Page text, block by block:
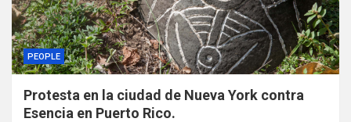
PEOPLE
Protesta en la ciudad de Nueva York contra
Esencia en Puerto Rico.